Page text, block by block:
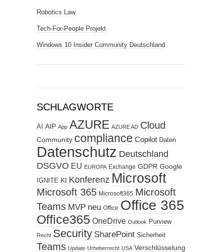
Robotics Law
Tech-For-People Projekt
Windows 10 Insider Community Deutschland
SCHLAGWORTE
AI AIP App AZURE AZURE AD Cloud
Community compliance Copilot Daten
Datenschutz Deutschland
DSGVO EU EUROPA Exchange GDPR Google
IGNITE KI Konferenz Microsoft
Microsoft 365 Microsoft365 Microsoft
Teams MVP neu Office Office 365
Office365 OneDrive Outlook Purview
Recht Security SharePoint Sicherheit
Teams Update Urheberrecht USA Verschlüsselung